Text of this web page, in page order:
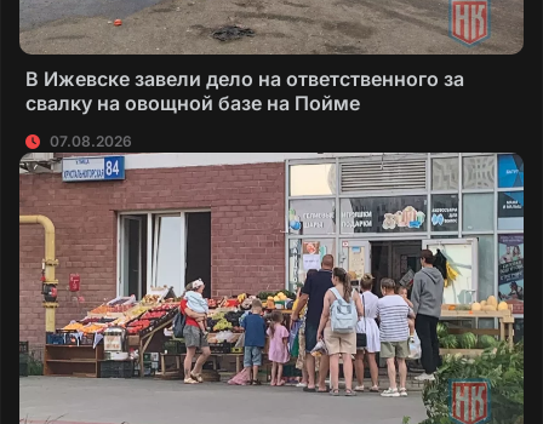
В Ижевске завели дело на ответственного за
свалку на овощной базе на Пойме
07.08.2026